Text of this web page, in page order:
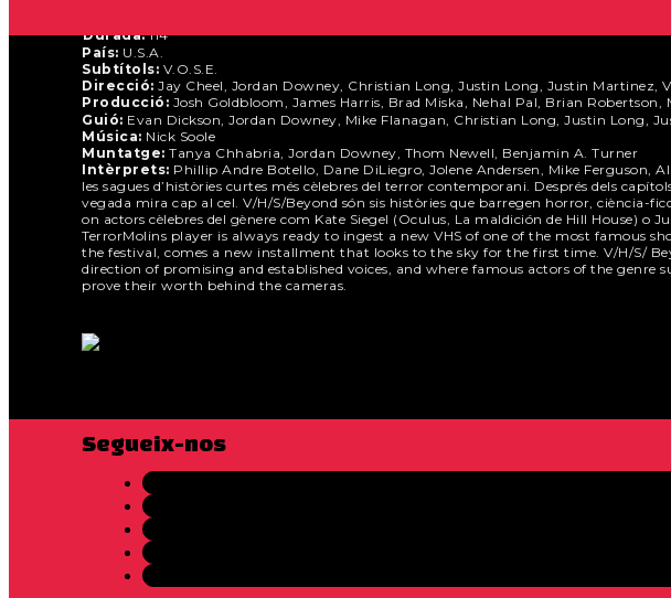
Durada:114
País: U.S.A.
Subtítols: V.O.S.E.
Direcció: Jay Cheel, Jordan Downey, Christian Long, Justin Long, Justin Martinez,
Producció: Josh Goldbloom, James Harris, Brad Miska, Nehal Pal, Brian Robertson,
Guió: Evan Dickson, Jordan Downey, Mike Flanagan, Christian Long, Justin Long,
Música: Nick Soole
Muntatge: Tanya Chhabria, Jordan Downey, Thom Newell, Benjamin A. Turner
Intèrprets: Phillip Andre Botello, Dane DiLiegro, Jolene Andersen, Mike Ferguson,
les sagues d’històries curtes més cèlebres del terror contemporani. Després dels
vegada mira cap al cel. V/H/S/Beyond són sis històries que barregen horror, ciència-
on actors cèlebres del gènere com Kate Siegel (Oculus, La maldición de Hill House) o
TerrorMolins player is always ready to ingest a new VHS of one of the most famous
the festival, comes a new installment that looks to the sky for the first time. V/H/S/
direction of promising and established voices, and where famous actors of the genre
prove their worth behind the cameras.
Segueix-nos